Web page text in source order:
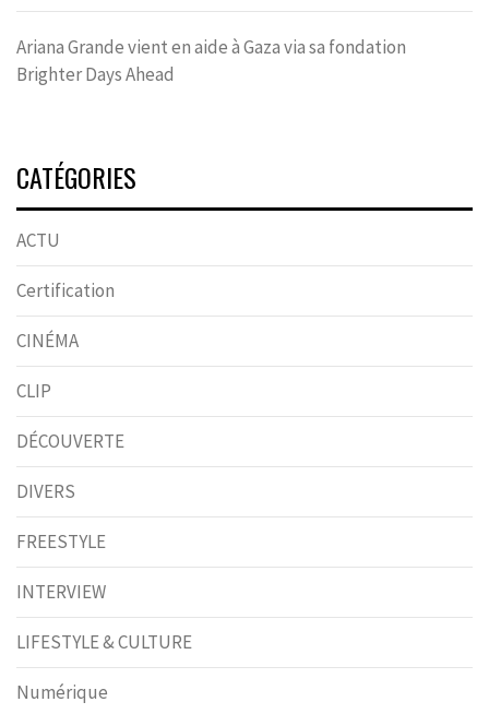
Ariana Grande vient en aide à Gaza via sa fondation
Brighter Days Ahead
CATÉGORIES
ACTU
Certification
CINÉMA
CLIP
DÉCOUVERTE
DIVERS
FREESTYLE
INTERVIEW
LIFESTYLE & CULTURE
Numérique